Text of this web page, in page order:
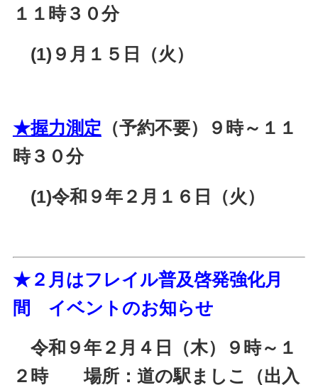
１１時３０分
(1)９月１５日（火）
★握力測定 （予約不要）９時～１１
時３０分
(1)令和９年２月１６日（火）
★２月はフレイル普及啓発強化月
間 イベントのお知らせ
令和９年２月４日（木）９時～１
２時 場所：道の駅ましこ（出入